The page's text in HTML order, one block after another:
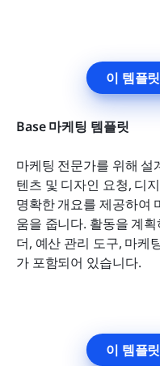
이 템플
Base 마케팅 템플릿
마케팅 전문가를 위해 설
텐츠 및 디자인 요청, 디
명확한 개요를 제공하여
움을 줍니다. 활동을 계
더, 예산 관리 도구, 마케
가 포함되어 있습니다.
이 템플